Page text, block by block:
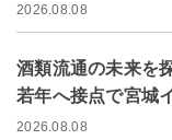
2026.08.08
酒類流通の未来を
若年へ接点で宮城
2026.08.08